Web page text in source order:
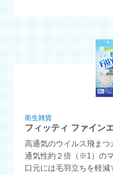
衛生雑貨
フィッティ ファイン
高通気のウイルス飛ま
通気性約２倍（※1）のマ
口元には毛羽立ちを軽